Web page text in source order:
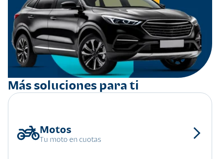
Más soluciones para ti
Tu moto en cuotas